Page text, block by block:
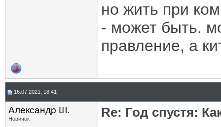
но жить при
- может быть.
правление, а
16.07.2021, 18:41
Александр Ш.
Новичок
Re: Год спустя: